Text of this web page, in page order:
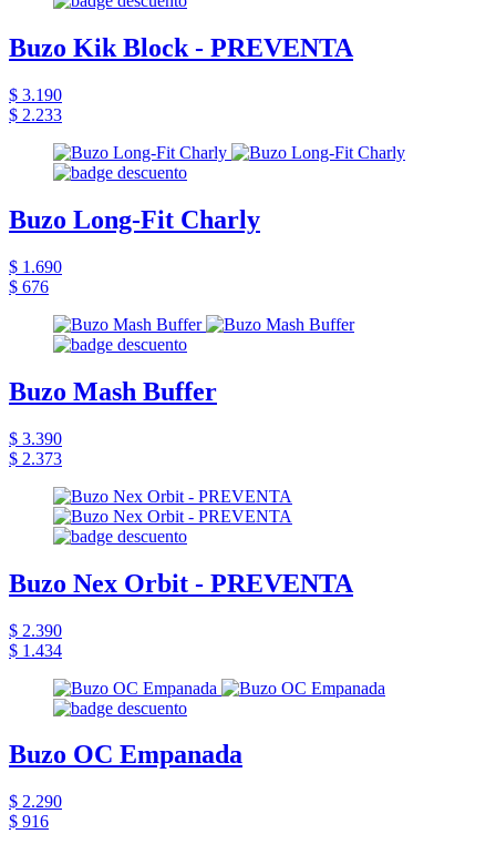
Buzo Kik Block - PREVENTA
$ 3.190
$ 2.233
Buzo Long-Fit Charly
$ 1.690
$ 676
Buzo Mash Buffer
$ 3.390
$ 2.373
Buzo Nex Orbit - PREVENTA
$ 2.390
$ 1.434
Buzo OC Empanada
$ 2.290
$ 916